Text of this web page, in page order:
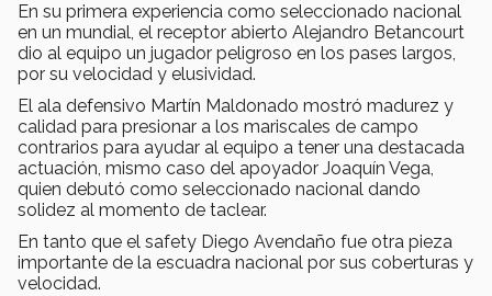
En su primera experiencia como seleccionado nacional
en un mundial, el receptor abierto Alejandro Betancourt
dio al equipo un jugador peligroso en los pases largos,
por su velocidad y elusividad.
El ala defensivo Martín Maldonado mostró madurez y
calidad para presionar a los mariscales de campo
contrarios para ayudar al equipo a tener una destacada
actuación, mismo caso del apoyador Joaquín Vega,
quien debutó como seleccionado nacional dando
solidez al momento de taclear.
En tanto que el safety Diego Avendaño fue otra pieza
importante de la escuadra nacional por sus coberturas y
velocidad.